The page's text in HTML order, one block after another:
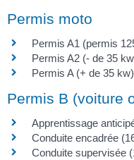
Permis moto
Permis A1 (permis
Permis A2 (- de 35
Permis A (+ de 35 kw)
Permis B (voiture
Apprentissage
Conduite encadrée
Conduite supervisée